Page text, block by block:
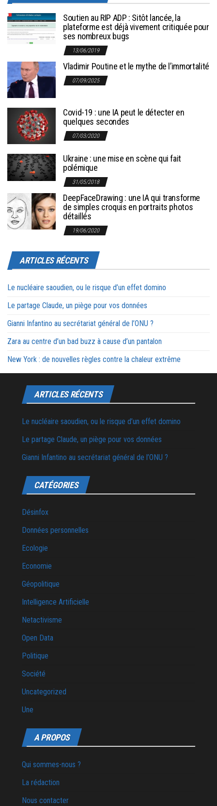
Soutien au RIP ADP : Sitôt lancée, la
plateforme est déjà vivement critiquée pour
ses nombreux bugs
13/06/2019
Vladimir Poutine et le mythe de l’immortalité
07/09/2025
Covid-19 : une IA peut le détecter en
quelques secondes
07/03/2020
Ukraine : une mise en scène qui fait
polémique
31/05/2018
DeepFaceDrawing : une IA qui transforme
de simples croquis en portraits photos
détaillés
19/06/2020
ARTICLES RÉCENTS
Le nucléaire saoudien, ou le risque d’un effet domino
Le partage Claude, un piège pour vos données
Gianni Infantino au secrétariat général de l’ONU ?
Zara au centre d’un bad buzz à cause d’un pantalon
New York : de nouvelles règles contre la chaleur extrême
ARTICLES RÉCENTS
Le nucléaire saoudien, ou le risque d’un effet domino
Le partage Claude, un piège pour vos données
Gianni Infantino au secrétariat général de l’ONU ?
CATÉGORIES
Désinfox
Données personnelles
Ecologie
Economie
Géopolitique
Intelligence Artificielle
Netactivisme
Open Data
Politique
Société
Uncategorized
Une
A PROPOS
Qui sommes-nous ?
La rédaction
Nous contacter